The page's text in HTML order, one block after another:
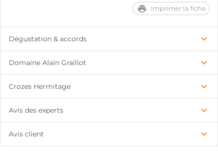
Imprimer la fiche
Dégustation & accords
Domaine Alain Graillot
Crozes Hermitage
Avis des experts
Avis client